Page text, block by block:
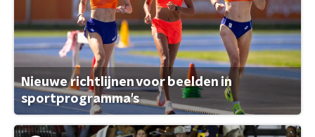
Nieuwe richtlijnen voor beelden in
sportprogramma's